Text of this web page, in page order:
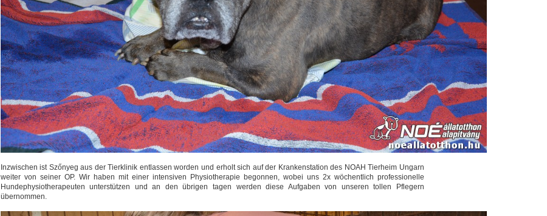
Inzwischen ist Szőnyeg aus der Tierklinik entlassen worden und erholt sich auf der Krankenstation des NOAH Tierheim Ungarn
weiter von seiner OP. Wir haben mit einer intensiven Physiotherapie begonnen, wobei uns 2x wöchentlich professionelle
Hundephysiotherapeuten unterstützen und an den übrigen tagen werden diese Aufgaben von unseren tollen Pflegern
übernommen.